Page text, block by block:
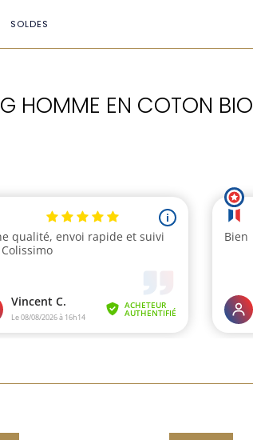
SOLDES
HOMME EN COTON BIO